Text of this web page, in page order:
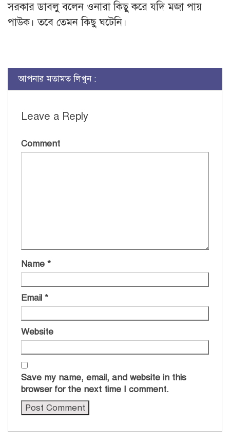
সরকার ডাবলু বলেন ওনারা কিছু করে যদি মজা পায়
পাউক। তবে তেমন কিছু ঘটেনি।
আপনার মতামত লিখুন :
Leave a Reply
Comment
Name *
Email *
Website
Save my name, email, and website in this
browser for the next time I comment.